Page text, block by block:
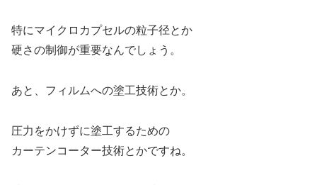
特にマイクロカプセルの粒子径とか
硬さの制御が重要なんでしょう。
あと、フィルムへの塗工技術とか。
圧力をかけずに塗工するための
カーテンコーター技術とかですね。